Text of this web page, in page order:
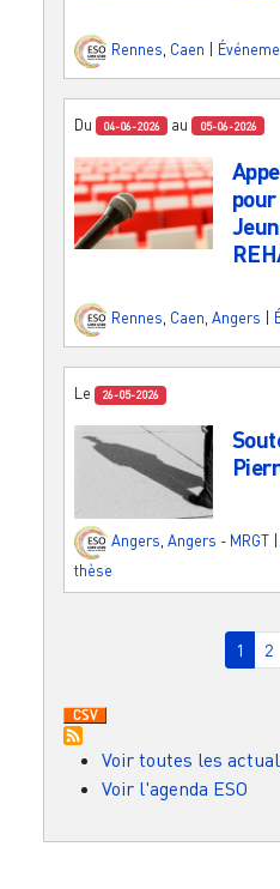
Rennes Caen
Du 04-06-2026 au 05-06-2026
Rennes, Caen, Angers
Le 26-05-2026
Angers Angers - MRGT
thèse
Page
1 2
Voir toutes les
Voir l'agenda ESO